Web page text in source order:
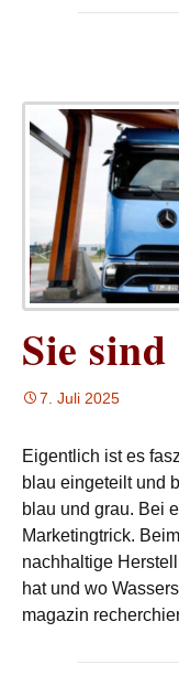
Sie
7. Juli 2025
Eigentlich ist es
blau eingeteilt und
blau und grau. Bei
Marketingtrick.
nachhaltige
hat und wo
magazin